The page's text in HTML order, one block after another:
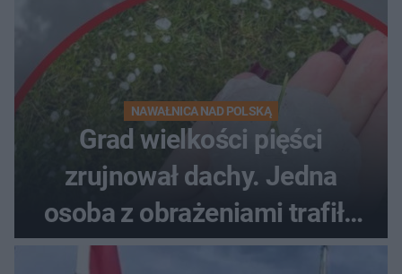
NAWAŁNICA NAD POLSKĄ
Grad wielkości pięści
zrujnował dachy. Jedna
osoba z obrażeniami trafiła
do szpitala